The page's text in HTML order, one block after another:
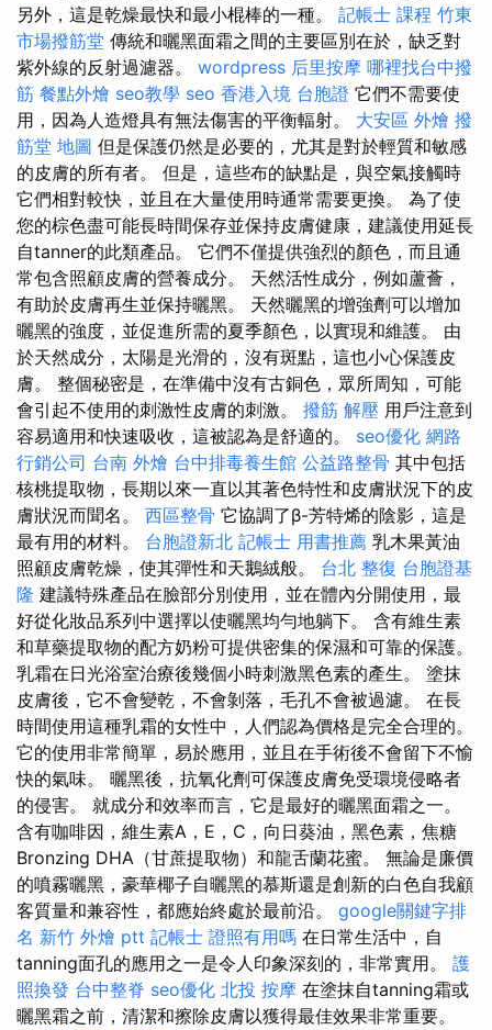
另外，這是乾燥最快和最小棍棒的一種。 記帳士 課程 竹東
市場撥筋堂 傳統和曬黑面霜之間的主要區別在於，缺乏對
紫外線的反射過濾器。 wordpress 后里按摩 哪裡找台中撥
筋 餐點外燴 seo教學 seo 香港入境 台胞證 它們不需要使
用，因為人造燈具有無法傷害的平衡輻射。 大安區 外燴 撥
筋堂 地圖 但是保護仍然是必要的，尤其是對於輕質和敏感
的皮膚的所有者。 但是，這些布的缺點是，與空氣接觸時
它們相對較快，並且在大量使用時通常需要更換。 為了使
您的棕色盡可能長時間保存並保持皮膚健康，建議使用延長
自tanner的此類產品。 它們不僅提供強烈的顏色，而且通
常包含照顧皮膚的營養成分。 天然活性成分，例如蘆薈，
有助於皮膚再生並保持曬黑。 天然曬黑的增強劑可以增加
曬黑的強度，並促進所需的夏季顏色，以實現和維護。 由
於天然成分，太陽是光滑的，沒有斑點，這也小心保護皮
膚。 整個秘密是，在準備中沒有古銅色，眾所周知，可能
會引起不使用的刺激性皮膚的刺激。 撥筋 解壓 用戶注意到
容易適用和快速吸收，這被認為是舒適的。 seo優化 網路
行銷公司 台南 外燴 台中排毒養生館 公益路整骨 其中包括
核桃提取物，長期以來一直以其著色特性和皮膚狀況下的皮
膚狀況而聞名。 西區整骨 它協調了β-芳特烯的陰影，這是
最有用的材料。 台胞證新北 記帳士 用書推薦 乳木果黃油
照顧皮膚乾燥，使其彈性和天鵝絨般。 台北 整復 台胞證基
隆 建議特殊產品在臉部分別使用，並在體內分開使用，最
好從化妝品系列中選擇以使曬黑均勻地躺下。 含有維生素
和草藥提取物的配方奶粉可提供密集的保濕和可靠的保護。
乳霜在日光浴室治療後幾個小時刺激黑色素的產生。 塗抹
皮膚後，它不會變乾，不會剝落，毛孔不會被過濾。 在長
時間使用這種乳霜的女性中，人們認為價格是完全合理的。
它的使用非常簡單，易於應用，並且在手術後不會留下不愉
快的氣味。 曬黑後，抗氧化劑可保護皮膚免受環境侵略者
的侵害。 就成分和效率而言，它是最好的曬黑面霜之一。
含有咖啡因，維生素A，E，C，向日葵油，黑色素，焦糖
Bronzing DHA（甘蔗提取物）和龍舌蘭花蜜。 無論是廉價
的噴霧曬黑，豪華椰子自曬黑的慕斯還是創新的白色自我顧
客質量和兼容性，都應始終處於最前沿。 google關鍵字排
名 新竹 外燴 ptt 記帳士 證照有用嗎 在日常生活中，自
tanning面孔的應用之一是令人印象深刻的，非常實用。 護
照換發 台中整脊 seo優化 北投 按摩 在塗抹自tanning霜或
曬黑霜之前，清潔和擦除皮膚以獲得最佳效果非常重要。